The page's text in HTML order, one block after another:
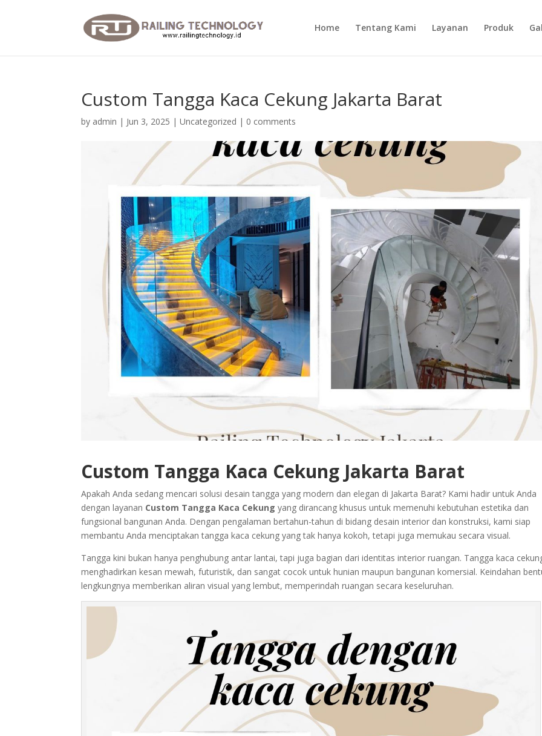
Home Tentang Kami Layanan Produk
Custom Tangga Kaca Cekung Jakarta Barat
by admin | Jun 3, 2025 |Uncategorized | 0 comments
Custom Tangga Kaca Cekung Jakarta Barat
Apakah Anda sedang mencari solusi desain tangga yang modern dan elegan di Jakarta Barat? Kami hadir untuk Anda
dengan layanan Custom Tangga Kaca Cekung yang dirancang khusus untuk memenuhi kebutuhan estetika dan
fungsional bangunan Anda. Dengan pengalaman bertahun-tahun di bidang desain interior dan konstruksi, kami siap
membantu Anda menciptakan tangga kaca cekung yang tak hanya kokoh, tetapi juga memukau secara visual.
Tangga kini bukan hanya penghubung antar lantai, tapi juga bagian dari identitas interior ruangan. Tangga kaca
menghadirkan kesan mewah, futuristik, dan sangat cocok untuk hunian maupun bangunan komersial. Keindahan
lengkungnya memberikan aliran visual yang lembut, memperindah ruangan secara keseluruhan.